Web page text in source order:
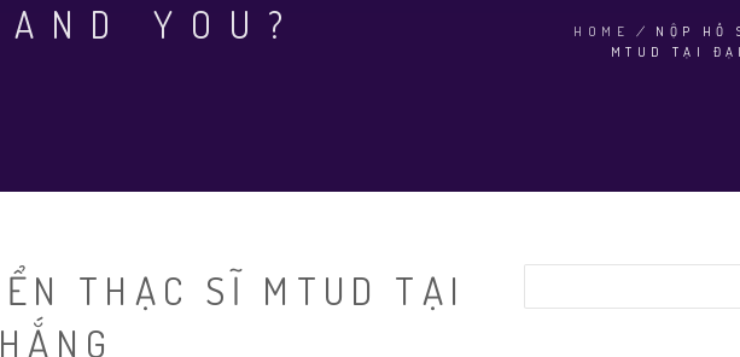
YOU? HOME / NỘP HỒ
MTUD TẠI
THẠC SĨ MTUD TẠI